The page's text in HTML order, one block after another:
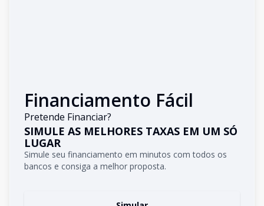
Financiamento Fácil
Pretende Financiar?
SIMULE AS MELHORES TAXAS EM UM SÓ
LUGAR
Simule seu financiamento em minutos com todos os
bancos e consiga a melhor proposta.